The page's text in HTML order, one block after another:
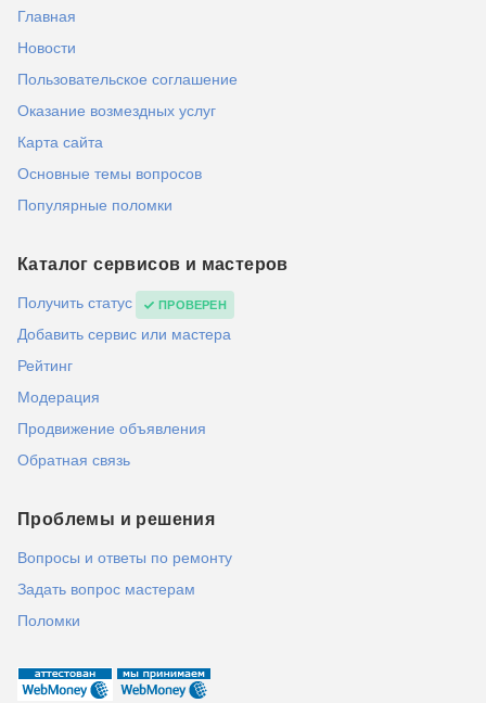
Главная
Новости
Пользовательское соглашение
Оказание возмездных услуг
Карта сайта
Основные темы вопросов
Популярные поломки
Каталог сервисов и мастеров
Получить статус ПРОВЕРЕН
Добавить сервис или мастера
Рейтинг
Модерация
Продвижение объявления
Обратная связь
Проблемы и решения
Вопросы и ответы по ремонту
Задать вопрос мастерам
Поломки